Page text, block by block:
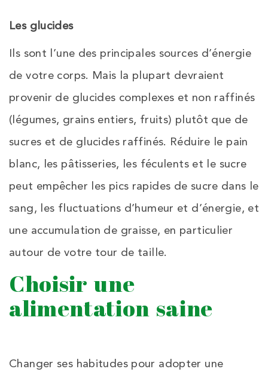
Les glucides
Ils sont l’une des principales sources d’énergie
de votre corps. Mais la plupart devraient
provenir de glucides complexes et non raffinés
(légumes, grains entiers, fruits) plutôt que de
sucres et de glucides raffinés. Réduire le pain
blanc, les pâtisseries, les féculents et le sucre
peut empêcher les pics rapides de sucre dans le
sang, les fluctuations d’humeur et d’énergie, et
une accumulation de graisse, en particulier
autour de votre tour de taille.
Choisir une
alimentation saine
Changer ses habitudes pour adopter une